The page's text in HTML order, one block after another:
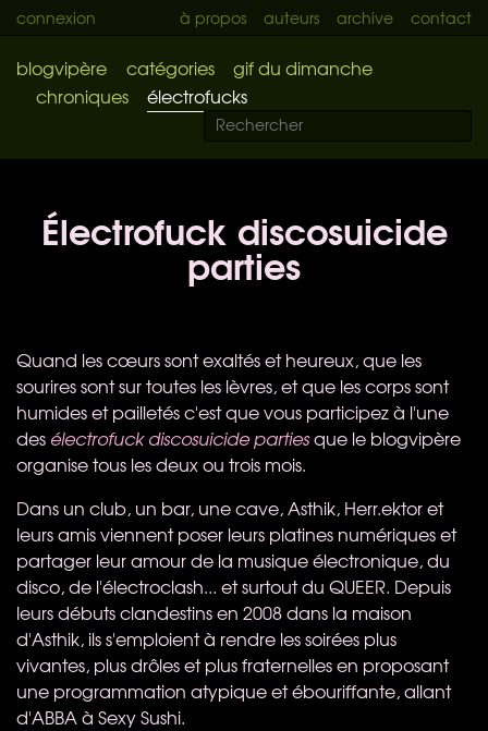
connexion à propos auteurs archive contact
blogvipère catégories
gif du dimanche
chroniques
électrofucks
Électrofuck discosuicide
parties
Quand les cœurs sont exaltés et heureux, que les
sourires sont sur toutes les lèvres, et que les corps sont
humides et pailletés c'est que vous participez à l'une
des électrofuck discosuicide partiesque le blogvipère
organise tous les deux ou trois mois.
Dans un club, un bar, une cave, Asthik, Herr.ektor et
leurs amis viennent poser leurs platines numériques et
partager leur amour de la musique électronique, du
disco, de l'électroclash... et surtout du QUEER. Depuis
leurs débuts clandestins en 2008 dans la maison
d'Asthik, ils s'emploient à rendre les soirées plus
vivantes, plus drôles et plus fraternelles en proposant
une programmation atypique et ébouriffante, allant
d'ABBA à Sexy Sushi.